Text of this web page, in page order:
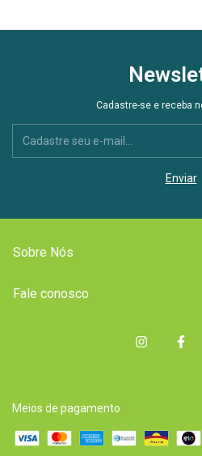
Cadastre-se e receba
Sobre Nós
Fale conosco
Meios de pagamento